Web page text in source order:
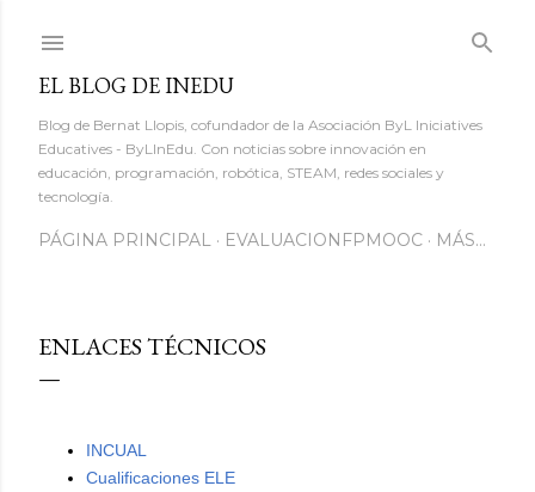
EL BLOG DE INEDU
Blog de Bernat Llopis, cofundador de la Asociación ByL Iniciatives
Educatives - ByLInEdu. Con noticias sobre innovación en
educación, programación, robótica, STEAM, redes sociales y
tecnología.
PÁGINA PRINCIPAL EVALUACIONFPMOOC MÁS…
ENLACES TÉCNICOS
INCUAL
Cualificaciones ELE